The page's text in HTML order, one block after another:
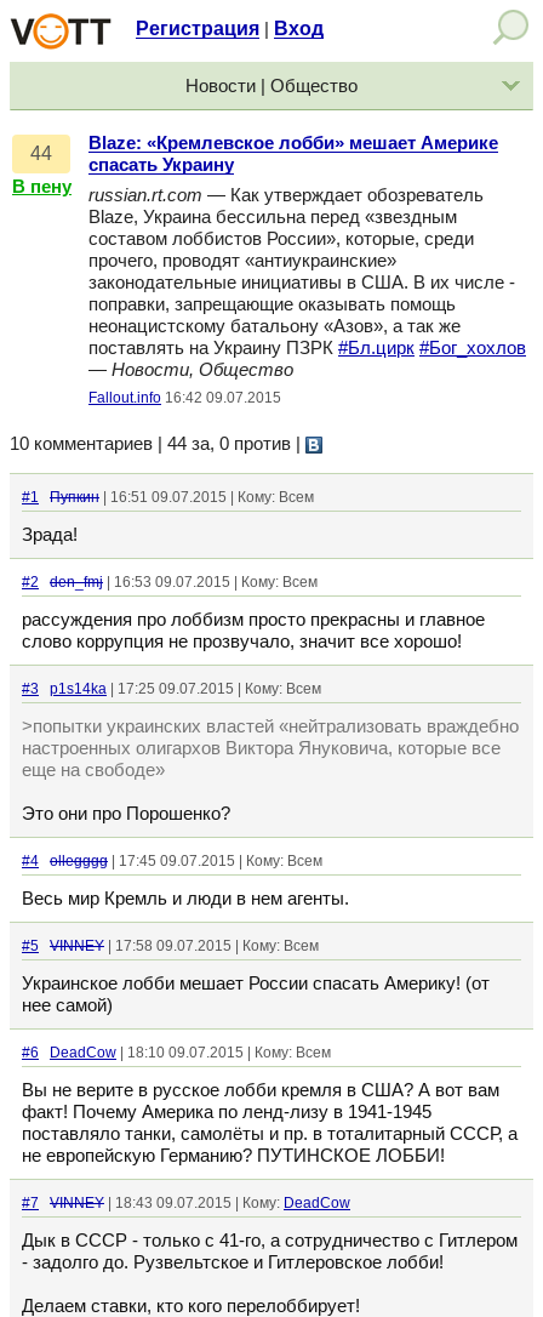
Регистрация Вход
Новости | Общество
44
В пену
Blaze: «Кремлевское лобби» мешает Америке
спасать Украину
russian.rt.com — Как утверждает обозреватель
Blaze, Украина бессильна перед «звездным
составом лоббистов России», которые, среди
прочего, проводят «антиукраинские»
законодательные инициативы в США. В их числе -
поправки, запрещающие оказывать помощь
неонацистскому батальону «Азов», а так же
поставлять на Украину ПЗРК #Бл.цирк #Бог_хохлов
— Новости, Общество
Fallout.info 16:42 09.07.2015
10 комментариев | 44 за, 0 против
#1 Пупкин | 16:51 09.07.2015 | Кому: Всем
Зрада!
#2 den_fmj | 16:53 09.07.2015 | Кому: Всем
рассуждения про лоббизм просто прекрасны и главное
слово коррупция не прозвучало, значит все хорошо!
#3 p1s14ka | 17:25 09.07.2015 | Кому: Всем
>попытки украинских властей «нейтрализовать враждебно
настроенных олигархов Виктора Януковича, которые все
еще на свободе»
Это они про Порошенко?
#4 ollegggg | 17:45 09.07.2015 | Кому: Всем
Весь мир Кремль и люди в нем агенты.
#5 VINNEY | 17:58 09.07.2015 | Кому: Всем
Украинское лобби мешает России спасать Америку! (от
нее самой)
#6 DeadCow | 18:10 09.07.2015 | Кому: Всем
Вы не верите в русское лобби кремля в США? А вот вам
факт! Почему Америка по ленд-лизу в 1941-1945
поставляло танки, самолёты и пр. в тоталитарный СССР, а
не европейскую Германию? ПУТИНСКОЕ ЛОББИ!
#7 VINNEY | 18:43 09.07.2015 | Кому: DeadCow
Дык в СССР - только с 41-го, а сотрудничество с Гитлером
- задолго до. Рузвельтское и Гитлеровское лобби!
Делаем ставки, кто кого перелоббирует!